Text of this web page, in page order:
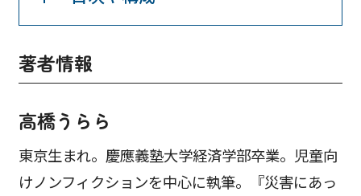
著者情報
高橋うらら
東京生まれ。慶應義塾大学経済学部卒業。児童向
けノンフィクションを中心に執筆。『災害にあっ